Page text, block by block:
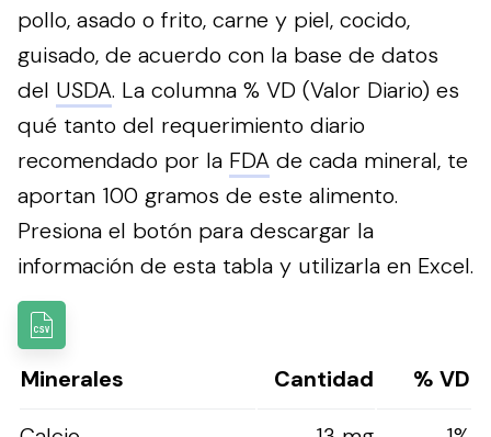
pollo, asado o frito, carne y piel, cocido,
guisado, de acuerdo con la base de datos
del USDA. La columna % VD (Valor Diario) es
qué tanto del requerimiento diario
recomendado por la FDA de cada mineral, te
aportan 100 gramos de este alimento.
Presiona el botón para descargar la
información de esta tabla y utilizarla en Excel.
Minerales Cantidad
% VD